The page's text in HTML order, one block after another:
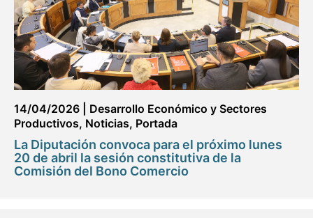
14/04/2026
Desarrollo Económico y Sectores
Productivos, Noticias, Portada
La Diputación convoca para el próximo lunes
20 de abril la sesión constitutiva de la
Comisión del Bono Comercio